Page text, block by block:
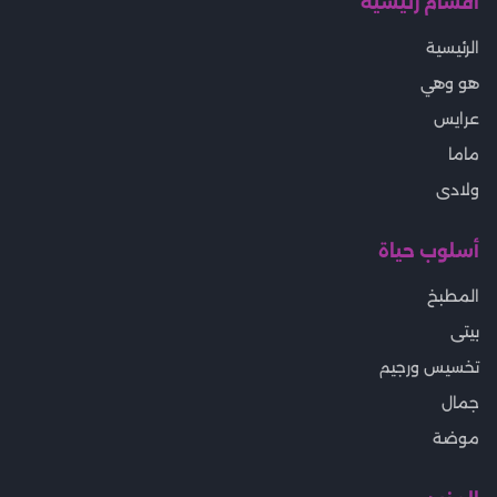
الرئيسية
هو وهي
عرايس
ماما
ولادى
أسلوب حياة
المطبخ
بيتى
تخسيس ورجيم
جمال
موضة